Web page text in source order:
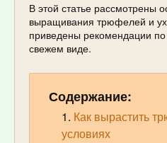
В этой статье рассмотрены
выращивания трюфелей и
приведены рекомендации
свежем виде.
Содержание:
Как вырастить
условиях